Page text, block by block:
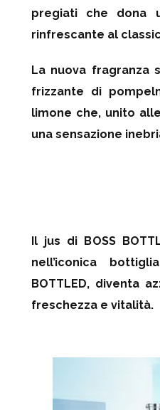
pregiati che dona
rinfrescante al
La nuova fragranza
frizzante di
limone che, unito
una sensazione
Il jus di BOSS
nell’iconica
BOTTLED, diventa
freschezza e vitalità.